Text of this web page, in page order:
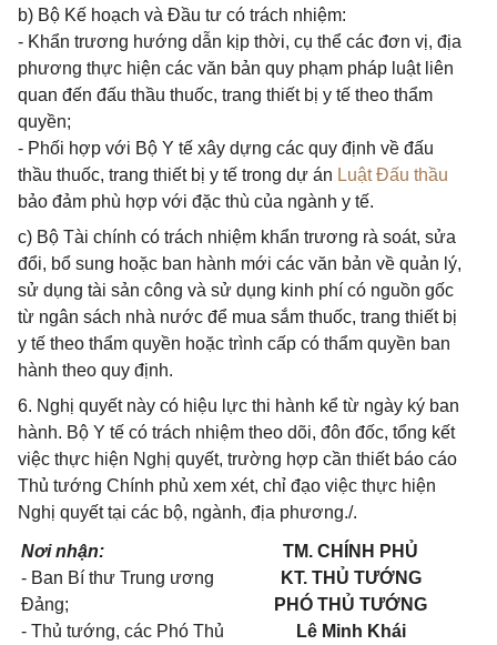
b) Bộ Kế hoạch và Đầu tư có trách nhiệm:
- Khẩn trương hướng dẫn kịp thời, cụ thể các đơn vị, địa
phương thực hiện các văn bản quy phạm pháp luật liên
quan đến đấu thầu thuốc, trang thiết bị y tế theo thẩm
quyền;
- Phối hợp với Bộ Y tế xây dựng các quy định về đấu
thầu thuốc, trang thiết bị y tế trong dự án Luật Đấu thầu
bảo đảm phù hợp với đặc thù của ngành y tế.
c) Bộ Tài chính có trách nhiệm khẩn trương rà soát, sửa
đổi, bổ sung hoặc ban hành mới các văn bản về quản lý,
sử dụng tài sản công và sử dụng kinh phí có nguồn gốc
từ ngân sách nhà nước để mua sắm thuốc, trang thiết bị
y tế theo thẩm quyền hoặc trình cấp có thẩm quyền ban
hành theo quy định.
6. Nghị quyết này có hiệu lực thi hành kể từ ngày ký ban
hành. Bộ Y tế có trách nhiệm theo dõi, đôn đốc, tổng kết
việc thực hiện Nghị quyết, trường hợp cần thiết báo cáo
Thủ tướng Chính phủ xem xét, chỉ đạo việc thực hiện
Nghị quyết tại các bộ, ngành, địa phương./.
Nơi nhận:
- Ban Bí thư Trung ương
Đảng;
- Thủ tướng, các Phó Thủ
TM. C H ÍNH PHỦ
KT. THỦ TƯỚNG
PHÓ THỦ TƯỚNG
Lê Minh Khái